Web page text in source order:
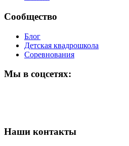
Сообщество
Блог
Детская квадрошкола
Соревнования
Мы в соцсетях:
Наши контакты